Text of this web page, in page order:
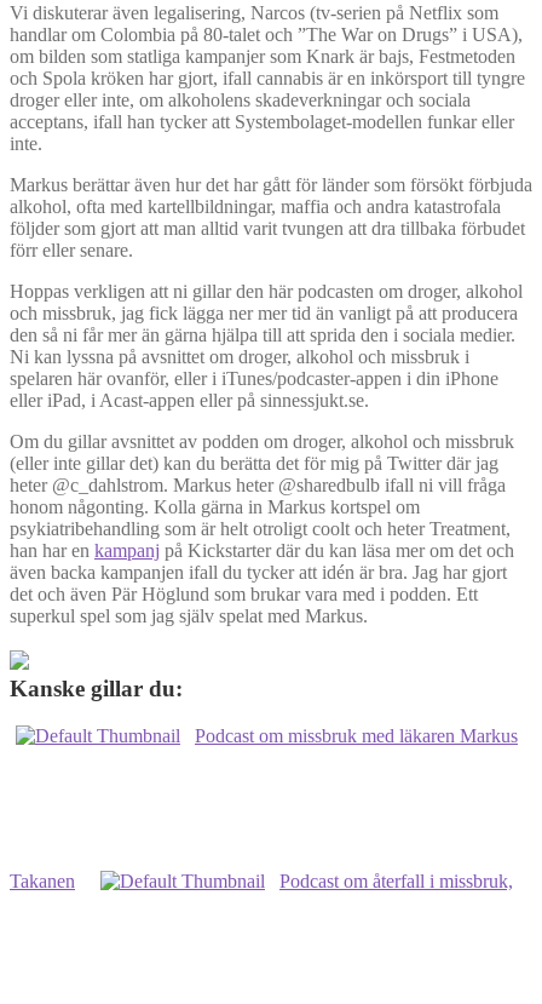
Vi diskuterar även legalisering, Narcos (tv-serien på Netflix som
handlar om Colombia på 80-talet och ”The War on Drugs” i USA),
om bilden som statliga kampanjer som Knark är bajs, Festmetoden
och Spola kröken har gjort, ifall cannabis är en inkörsport till tyngre
droger eller inte, om alkoholens skadeverkningar och sociala
acceptans, ifall han tycker att Systembolaget-modellen funkar eller
inte.
Markus berättar även hur det har gått för länder som försökt förbjuda
alkohol, ofta med kartellbildningar, maffia och andra katastrofala
följder som gjort att man alltid varit tvungen att dra tillbaka förbudet
förr eller senare.
Hoppas verkligen att ni gillar den här podcasten om droger, alkohol
och missbruk, jag fick lägga ner mer tid än vanligt på att producera
den så ni får mer än gärna hjälpa till att sprida den i sociala medier.
Ni kan lyssna på avsnittet om droger, alkohol och missbruk i
spelaren här ovanför, eller i iTunes/podcaster-appen i din iPhone
eller iPad, i Acast-appen eller på sinnessjukt.se.
Om du gillar avsnittet av podden om droger, alkohol och missbruk
(eller inte gillar det) kan du berätta det för mig på Twitter där jag
heter @c_dahlstrom. Markus heter @sharedbulb ifall ni vill fråga
honom någonting. Kolla gärna in Markus kortspel om
psykiatribehandling som är helt otroligt coolt och heter Treatment,
han har en kampanj på Kickstarter där du kan läsa mer om det och
även backa kampanjen ifall du tycker att idén är bra. Jag har gjort
det och även Pär Höglund som brukar vara med i podden. Ett
superkul spel som jag själv spelat med Markus.
Kanske gillar du:
Podcast om missbruk med läkaren Markus
Takanen Podcast om återfall i missbruk,